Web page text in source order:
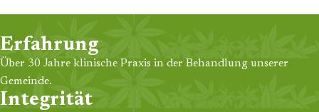
Erfahrung
Über 30 Jahre klinische Praxis in der Behandlung unserer
Gemeinde.
Integrität